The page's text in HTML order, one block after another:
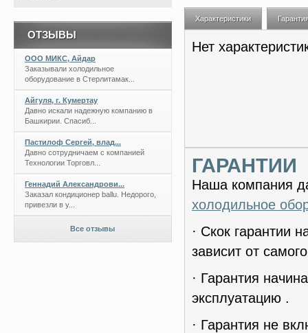
Характеристики
Нет
ГАРАНТИИ
Наша компания
холодильное
· Скок гарантии
зависит от
· Гарантия
эксплуатацию .
· Гарантия не
ОТЗЫВЫ
ООО МИКС, Айдар
Заказывали холодильное
оборудование в Стерлитамак...
Айгуля, г. Кумертау
Давно искали надежную компанию в
Башкирии. Спасиб...
Пастилоф Сергей, влад...
Давно сотрудничаем с компанией
Технологии Торговл...
Геннадий Александрови...
Заказал кондиционер ballu. Недорого,
привезли в у...
Все отзывы